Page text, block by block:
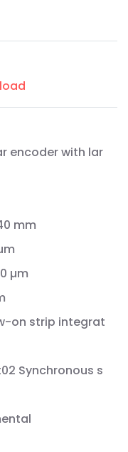
encoder with lar
mm
µm
on strip integrat
Synchronous s